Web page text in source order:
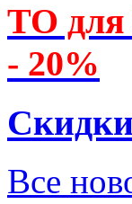
ТО для
- 20%
Все